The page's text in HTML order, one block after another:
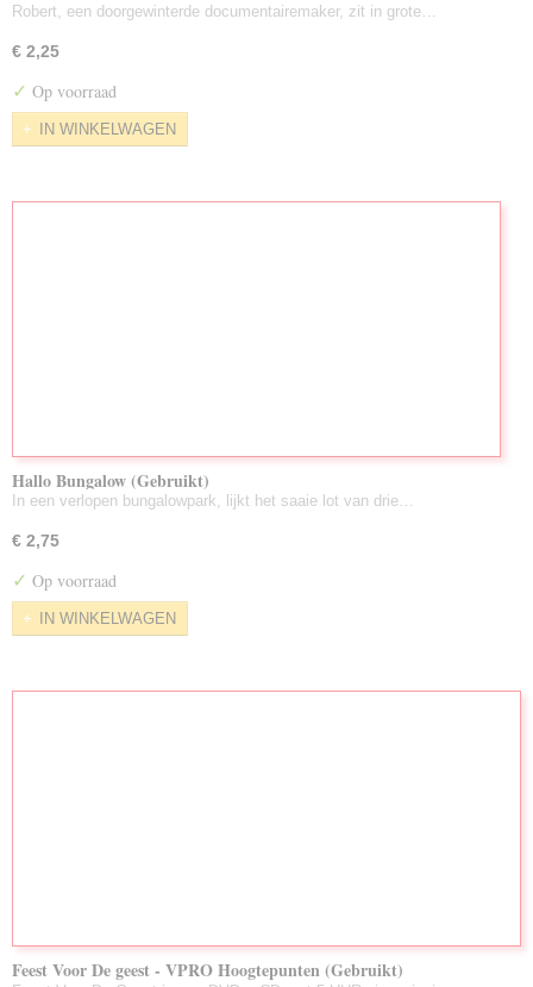
Robert, een doorgewinterde documentairemaker, zit in grote…
€ 2,25
✓ Op voorraad
IN WINKELWAGEN
Hallo Bungalow (Gebruikt)
In een verlopen bungalowpark, lijkt het saaie lot van drie…
€ 2,75
✓ Op voorraad
IN WINKELWAGEN
Feest Voor De geest - VPRO Hoogtepunten (Gebruikt)